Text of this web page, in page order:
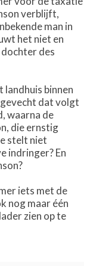
verblijft,
man in
het niet en
des
landhuis binnen
dat volgt
waarna de
die ernstig
stelt niet
indringer? En
iets met de
nog maar één
zien op te